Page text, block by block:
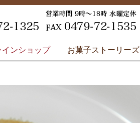
インショップ お菓子ストーリーズ